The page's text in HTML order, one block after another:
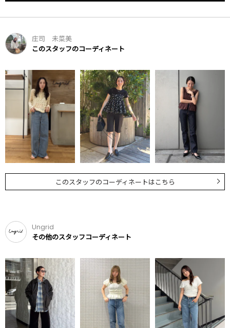
庄司 未菜美
このスタッフのコーディネート
このスタッフのコーディネートはこちら
Ungrid
その他のスタッフコーディネート